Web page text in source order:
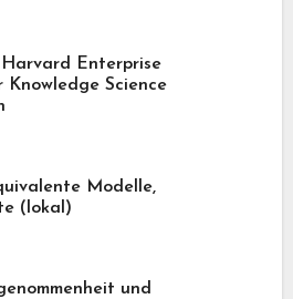
Enterprise
Knowledge Science
Modelle,
(lokal)
und